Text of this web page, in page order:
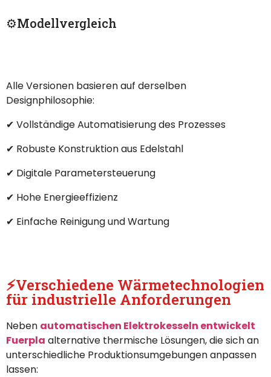
⚙️Modellvergleich
Alle Versionen basieren auf derselben
Designphilosophie:
✔ Vollständige Automatisierung des Prozesses
✔ Robuste Konstruktion aus Edelstahl
✔ Digitale Parametersteuerung
✔ Hohe Energieeffizienz
✔ Einfache Reinigung und Wartung
⚡Verschiedene Wärmetechnologien
für industrielle Anforderungen
Neben automatischen Elektrokesseln entwickelt
Fuerpla alternative thermische Lösungen, die sich an
unterschiedliche Produktionsumgebungen anpassen
lassen: